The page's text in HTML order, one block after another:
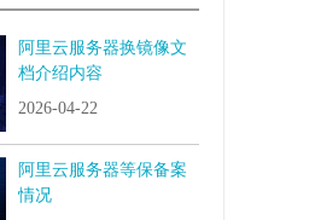
阿里云服务器换镜像文
档介绍内容
2026-04-22
阿里云服务器等保备案
情况